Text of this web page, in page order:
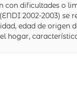
dificultades o
2002-2003)
edad de
hogar,